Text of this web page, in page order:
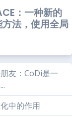
：一种新的
法，使用全局
友：CoDi是一
中的作用